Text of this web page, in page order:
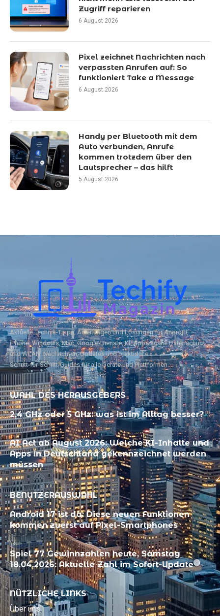
Zugriff reparieren
6 August 2026
Pixel zeichnet Nachrichten nach
verpassten Anrufen auf: So
funktioniert Take a Message
6 August 2026
Handy per Bluetooth mit dem
Auto verbunden, Anrufe
kommen trotzdem über den
Lautsprecher – das hilft
5 August 2026
Aktuelle Technik‑Tipps, Anleitungen und Lösungen für Android,
iPhone, Windows, Mac, Google‑Dienste, KI, Apps sowie Datenschutz
und WLAN. Nachrichten, Updates und praktische
Schritt‑für‑Schritt‑Guides für alle Geräte und Plattformen.
WAHL DES HERAUSGEBERS
2,4 GHz oder 5 GHz: was ist im Alltag besser?
AI Act ab August 2026: Welche KI-Inhalte und
Apps in Deutschland gekennzeichnet werden
müssen
BENUTZERAUSWAHL
Android 17 ist da: Diese neuen Funktionen
kommen zuerst auf Pixel-Smartphones
Spiel 77 Gewinnzahlen heute, Samstag
18.04.2026: Aktuelle Zahl im Sofort-Update
NÜTZLICHE LINKS
Über uns